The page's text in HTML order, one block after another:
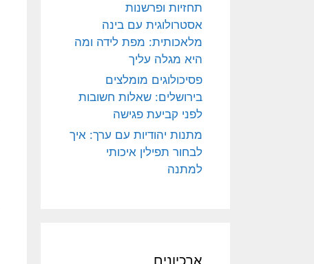
תחזיות ופרשנות
אסטרולוגית עם בינה
מלאכותית: מפת לידה ומה
היא מגלה עליך
פסיכולוגים מומלצים
בירושלים: שאלות חשובות
לפני קביעת פגישה
מתנות יהודיות עם ערך: איך
לבחור תפילין איכותי
למתנה
ארכיונים